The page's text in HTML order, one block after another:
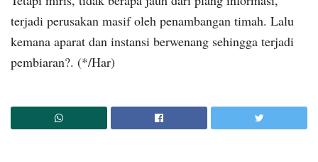
terjadi perusakan masif oleh penambangan timah. Lalu
kemana aparat dan instansi berwenang sehingga terjadi
pembiaran?. (*/Har)